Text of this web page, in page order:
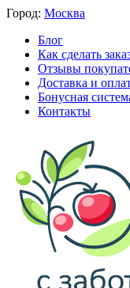
Город: Москва
Блог
Как сделать
Отзывы
Доставка и
Бонусная
Контакты